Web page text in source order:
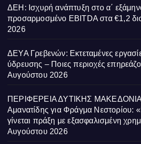
ΔΕΗ: Ισχυρή ανάπτυξη στο α΄
προσαρμοσμένο EBITDA στα €1,2
2026
ΔΕΥΑ Γρεβενών: Εκτεταμένες
ύδρευσης – Ποιες περιοχές
Αυγούστου 2026
ΠΕΡΙΦΕΡΕΙΑ ΔΥΤΙΚΗΣ
Αμανατίδης για Φράγμα Νεστορίου:
γίνεται πράξη με εξασφαλισμένη
Αυγούστου 2026